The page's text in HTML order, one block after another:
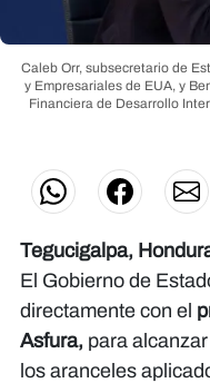
Caleb Orr, subsecretario de
y Empresariales de EUA, y
Financiera de Desarrollo
Tegucigalpa,
El Gobierno de
directamente con el
Asfura, para
los aranceles